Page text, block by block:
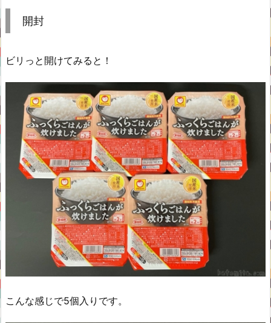
開封
ビリっと開けてみると！
こんな感じで5個入りです。